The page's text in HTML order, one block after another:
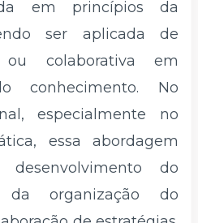
em princípios da
ser aplicada de
colaborativa em
conhecimento. No
especialmente no
essa abordagem
do
da organização do